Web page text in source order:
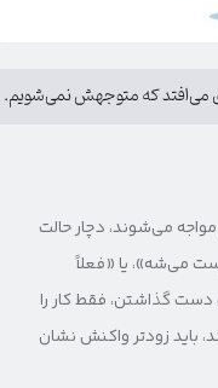
می‌افتد که متوجهش نمی‌شویم.
می‌شوند، دچار حالت
می‌شه»، یا «فعلاً
گذاشتن، فقط کار را
زودتر واکنش نشان